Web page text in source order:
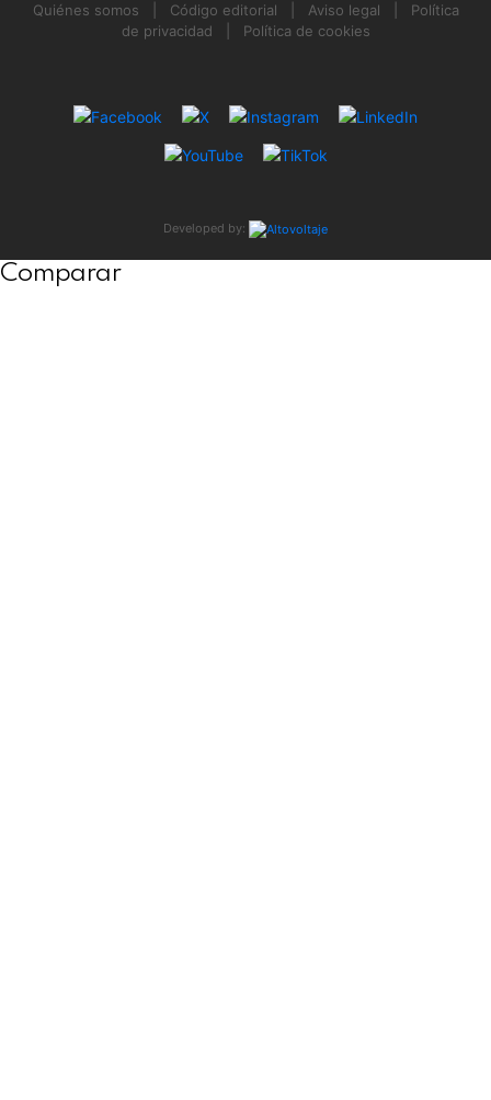
Quiénes somos Código editorial Aviso legal
Política
de privacidad
Política de cookies
Developed by:
Comparar